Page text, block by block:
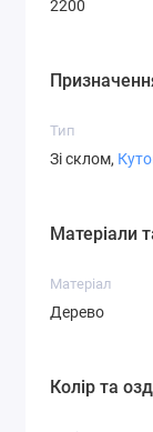
2200
Тип
Зі склом,
Матеріали
Матеріал
Дерево
Колір та